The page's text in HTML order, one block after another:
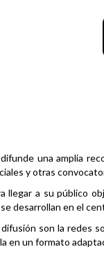
una amplia
y otras
llegar a su público
desarrollan en el
son la redes
en un formato